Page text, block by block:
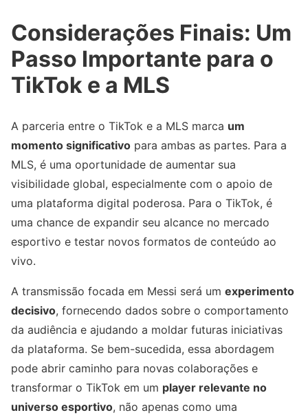
Considerações Finais: Um
Passo Importante para o
TikTok e a MLS
A parceria entre o TikTok e a MLS marca um
momento significativo para ambas as partes. Para a
MLS, é uma oportunidade de aumentar sua
visibilidade global, especialmente com o apoio de
uma plataforma digital poderosa. Para o TikTok, é
uma chance de expandir seu alcance no mercado
esportivo e testar novos formatos de conteúdo ao
vivo.
A transmissão focada em Messi será um experimento
decisivo, fornecendo dados sobre o comportamento
da audiência e ajudando a moldar futuras iniciativas
da plataforma. Se bem-sucedida, essa abordagem
pode abrir caminho para novas colaborações e
transformar o TikTok em um player relevante no
universo esportivo, não apenas como uma